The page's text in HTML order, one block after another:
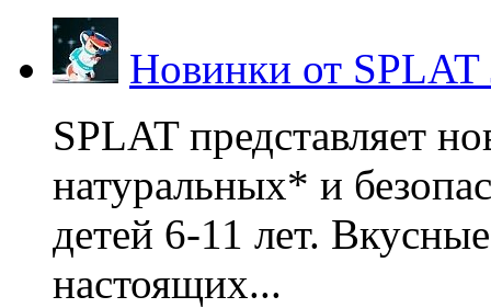
Новинки от
SPLAT представляет
натуральных* и
детей 6-11 лет.
настоящих...